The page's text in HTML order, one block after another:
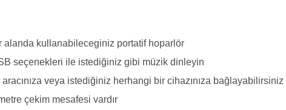
alanda kullanabileceginiz portatif hoparlör
seçenekleri ile istediğiniz gibi müzik dinleyin
veya istediğiniz herhangi bir cihazınıza bağlayabilirsiniz
çekim mesafesi vardır